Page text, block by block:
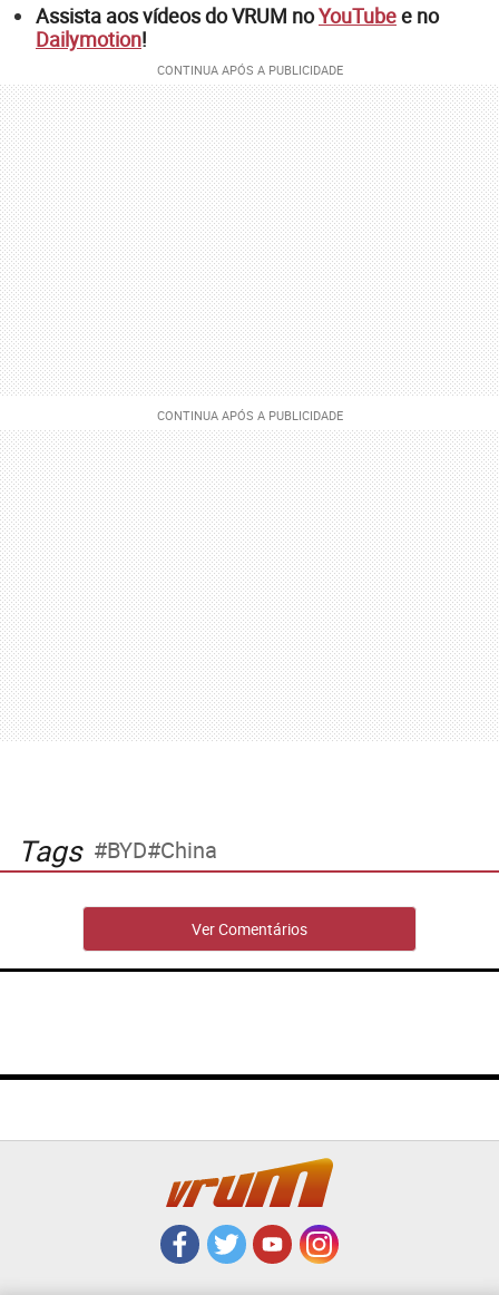
Assista aos vídeos do VRUM noYouTubee no
Dailymotion!
Tags BYD China
Ver Comentários